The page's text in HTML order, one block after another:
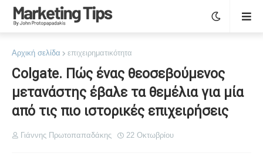
Αρχική σελίδα επιχειρηματικότητα
Colgate. Πώς ένας θεοσεβούμενος
μετανάστης έβαλε τα θεμέλια για μία
από τις πιο ιστορικές επιχειρήσεις
Γιάννης Πρωτοπαπαδάκης 22 Οκτωβρίου